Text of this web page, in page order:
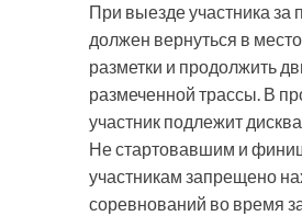
При выезде участника за
должен вернуться в
разметки и продолжить
размеченной трассы. В
участник подлежит
Не стартовавшим и
участникам запрещено
соревнований во время